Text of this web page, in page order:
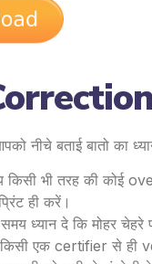
नीचे बताई बातो का
किसी भी तरह की कोई
ही करें।
ध्यान दे कि मोहर चेहरे
किसी एक certifier से ही